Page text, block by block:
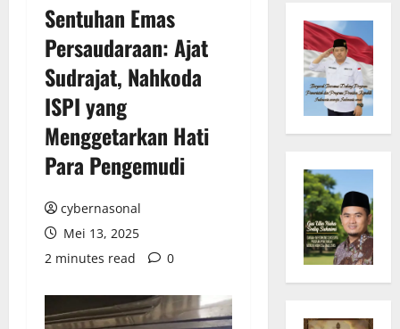
Sentuhan Emas
Persaudaraan: Ajat
Sudrajat, Nahkoda
ISPI yang
Menggetarkan Hati
Para Pengemudi
cybernasonal
Mei 13, 2025
2 minutes read
0